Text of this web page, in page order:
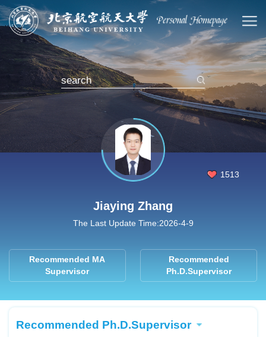
1513
Jiaying Zhang
The Last Update Time:2026-4-9
Recommended MA
Supervisor
Recommended
Ph.D.Supervisor
Recommended Ph.D.Supervisor